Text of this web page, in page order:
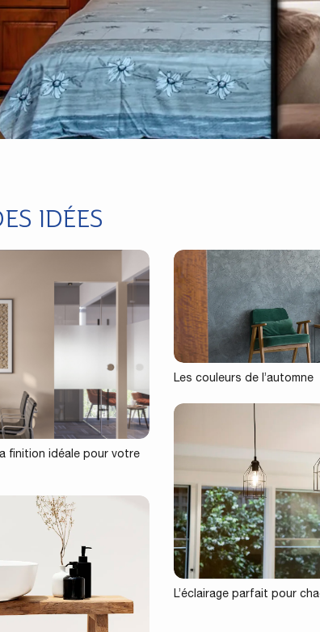
IDÉES
finition idéale pour votre
Les couleurs de l’automne
L’éclairage parfait pour